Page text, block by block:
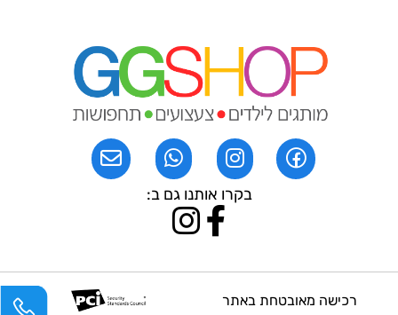
בקרו אותנו גם ב:
רכישה מאובטחת באתר